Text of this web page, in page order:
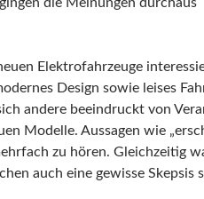
die Meinungen durchaus
Elektrofahrzeuge
Design sowie leises
andere beeindruckt von
Modelle. Aussagen wie
zu hören. Gleichzeitig
auch eine gewisse Skepsis